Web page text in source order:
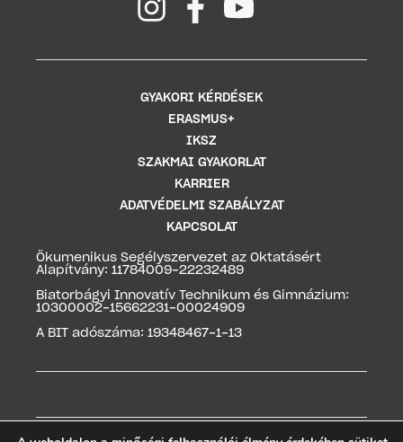
GYAKORI KÉRDÉSEK
ERASMUS+
IKSZ
SZAKMAI GYAKORLAT
KARRIER
ADATVÉDELMI SZABÁLYZAT
KAPCSOLAT
Ökumenikus Segélyszervezet az Oktatásért
Alapítvány: 11784009-22232489
Biatorbágyi Innovatív Technikum és Gimnázium:
10300002-15662231-00024909
A BIT adószáma: 19348467-1-13